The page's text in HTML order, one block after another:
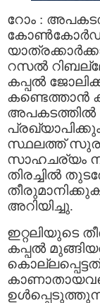
റോം :
റസല്‍
കപ്പല്‍
കണ്ടെത്താന്‍
അപകടത്തില്‍
സ്ഥലത്ത്
സാഹചര്യം
തിരച്ചില്‍
അറിയിച്ചു.
ഇറ്റലിയുടെ
കപ്പല്‍